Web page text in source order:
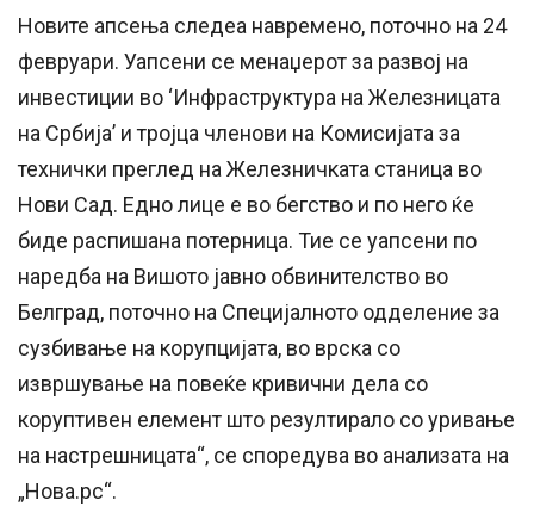
Новите апсења следеа навремено, поточно на 24
февруари. Уапсени се менаџерот за развој на
инвестиции во ‘Инфраструктура на Железницата
на Србија’ и тројца членови на Комисијата за
технички преглед на Железничката станица во
Нови Сад. Едно лице е во бегство и по него ќе
биде распишана потерница. Тие се уапсени по
наредба на Вишото јавно обвинителство во
Белград, поточно на Специјалното одделение за
сузбивање на корупцијата, во врска со
извршување на повеќе кривични дела со
коруптивен елемент што резултирало со уривање
на настрешницата“, се споредува во анализата на
„Нова.рс“.